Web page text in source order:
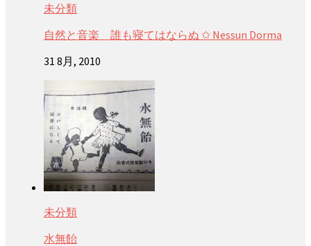
未分類
自然と音楽 誰も寝てはならぬ ✩ Nessun Dorma
31 8月, 2010
未分類
水無飴